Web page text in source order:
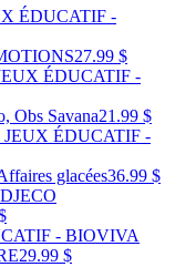
27.99 $
Obs Savana21.99 $
glacées36.99 $
29.99 $